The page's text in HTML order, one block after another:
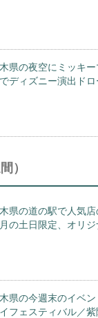
県の夜空にミッキ
ディズニー演出ド
）
県の道の駅で人気店
月の土日限定、オリ
県の今週末のイベ
フェスティバル／